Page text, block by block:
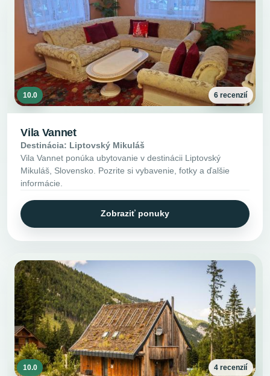
10.0 6 recenzií
Vila Vannet
Destinácia: Liptovský Mikuláš
Vila Vannet ponúka ubytovanie v destinácii Liptovský
Mikuláš, Slovensko. Pozrite si vybavenie, fotky a ďalšie
informácie.
Zobraziť ponuky
10.0 4 recenzií